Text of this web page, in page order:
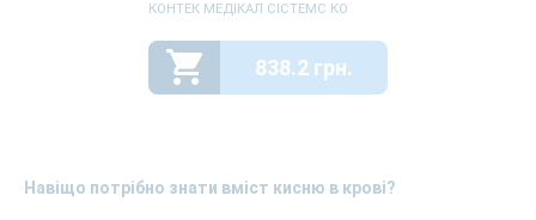
КОНТЕК МЕДІКАЛ СІСТЕМС КО
838.2 грн.
Навіщо потрібно знати вміст кисню в крові?